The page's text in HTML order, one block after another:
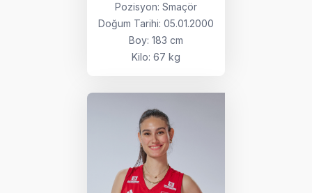
Pozisyon: Smaçör
Doğum Tarihi: 05.01.2000
Boy: 183 cm
Kilo: 67 kg